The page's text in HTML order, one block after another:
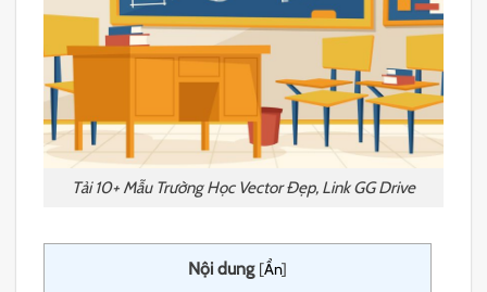
Tải 10+ Mẫu Trường Học Vector Đẹp, Link GG Drive
Nội dung [Ẩn]